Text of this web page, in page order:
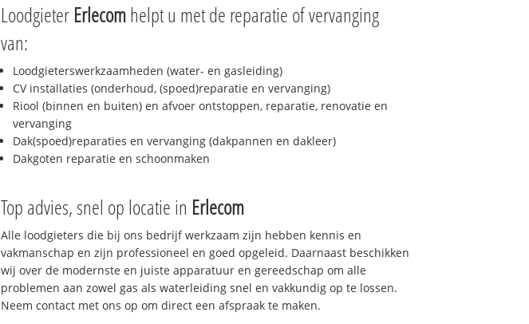
Loodgieter Erlecomhelpt u met de reparatie of vervanging
van:
Loodgieterswerkzaamheden (water- en gasleiding)
CV installaties (onderhoud, (spoed)reparatie en vervanging)
Riool (binnen en buiten) en afvoer ontstoppen, reparatie, renovatie en
vervanging
Dak(spoed)reparaties en vervanging (dakpannen en dakleer)
Dakgoten reparatie en schoonmaken
Top advies, snel op locatie in Erlecom
Alle loodgieters die bij ons bedrijf werkzaam zijn hebben kennis en
vakmanschap en zijn professioneel en goed opgeleid. Daarnaast beschikken
wij over de modernste en juiste apparatuur en gereedschap om alle
problemen aan zowel gas als waterleiding snel en vakkundig op te lossen.
Neem contact met ons op om direct een afspraak te maken.